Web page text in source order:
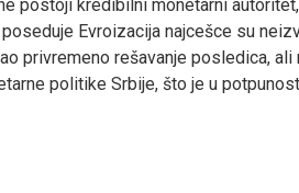
postoji kredibilni monetarni
Evroizacija najcešce su
privremeno rešavanje posledica,
politike Srbije, što je u